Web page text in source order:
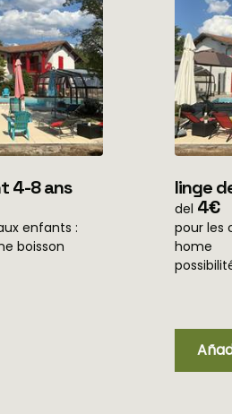
4-8 ans
enfants :
boisson
linge
home)
del 4€
pour les
home